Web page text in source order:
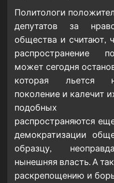
Политологи
депутатов за
общества и считают,
распространение
может сегодня
которая льется
поколение и калечит
подобных
распространяются
демократизации
образцу,
нынешняя власть. А
раскрепощению и